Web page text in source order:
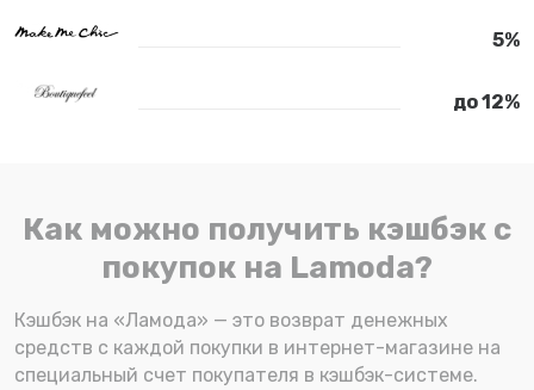
5%
до 12%
Как можно получить кэшбэк с
покупок на Lamoda?
Кэшбэк на «Ламода» — это возврат денежных
средств с каждой покупки в интернет-магазине на
специальный счет покупателя в кэшбэк-системе.